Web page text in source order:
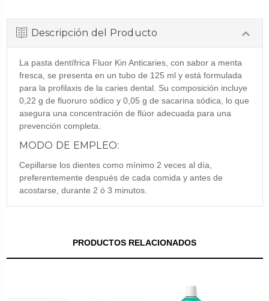
Descripción del Producto
La pasta dentífrica Fluor Kin Anticaries, con sabor a menta
fresca, se presenta en un tubo de 125 ml y está formulada
para la profilaxis de la caries dental. Su composición incluye
0,22 g de fluoruro sódico y 0,05 g de sacarina sódica, lo que
asegura una concentración de flúor adecuada para una
prevención completa.
MODO DE EMPLEO:
Cepillarse los dientes como mínimo 2 veces al día,
preferentemente después de cada comida y antes de
acostarse, durante 2 ó 3 minutos.
PRODUCTOS RELACIONADOS